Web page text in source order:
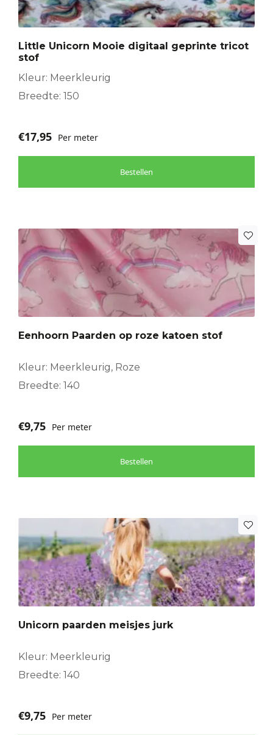
Little Unicorn Mooie digitaal geprinte tricot
stof
Kleur: Meerkleurig
Breedte: 150
€17,95 Per meter
Bestellen
Eenhoorn Paarden op roze katoen stof
Kleur: Meerkleurig, Roze
Breedte: 140
€9,75 Per meter
Bestellen
Unicorn paarden meisjes jurk
Kleur: Meerkleurig
Breedte: 140
€9,75 Per meter